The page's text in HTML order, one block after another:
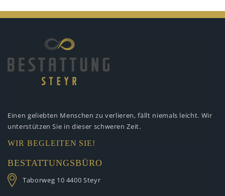
Einen geliebten Menschen zu verlieren, fällt niemals leicht. Wir
unterstützen Sie in dieser schweren Zeit.
WIR BEGLEITEN SIE!
BESTATTUNGSBÜRO
Taborweg 10 4400 Steyr